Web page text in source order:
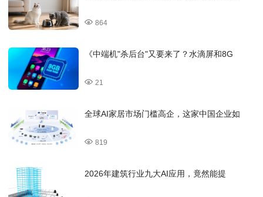
864
《中端机"杀后台"又要来了？水滴屏和8G
21
全球AI家居市场门槛高企，这家中国企业如
819
2026年建筑行业九大AI应用，竟然能提